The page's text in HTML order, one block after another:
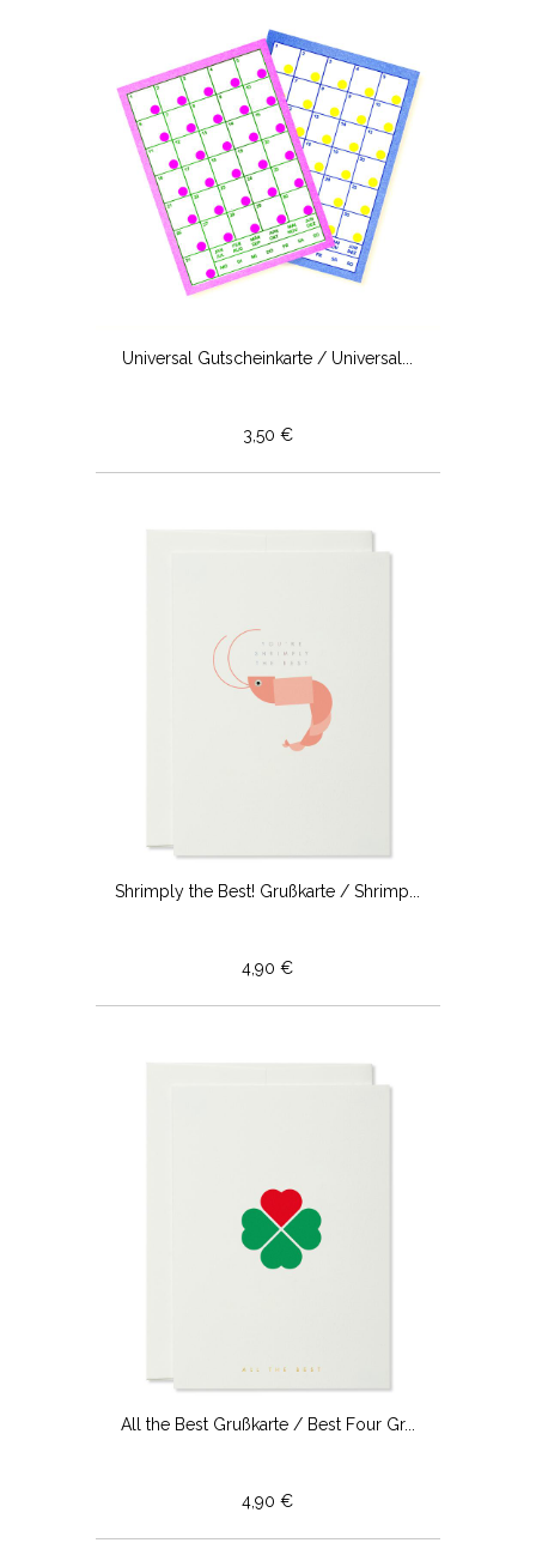
Universal Gutscheinkarte / Universal...
3,50 €
Shrimply the Best! Grußkarte / Shrimp...
4,90 €
All the Best Grußkarte / Best Four Gr...
4,90 €